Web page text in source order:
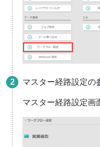
マスター経路設定の
マスター経路設定画